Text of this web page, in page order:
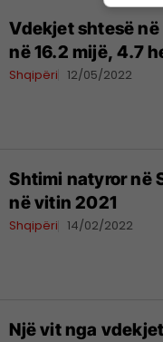
Vdekjet shtesë
në 16.2 mijë, 4.7
Shqipëri 12/05/2022
Shtimi natyror në
në vitin 2021
Shqipëri 14/02/2022
​Një vit nga